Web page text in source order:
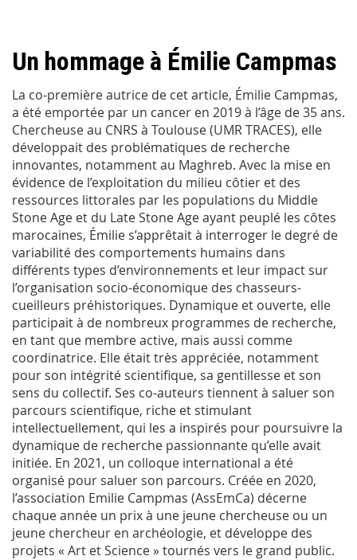
Un hommage à Émilie Campmas
La co-première autrice de cet article, Émilie Campmas,
a été emportée par un cancer en 2019 à l’âge de 35 ans.
Chercheuse au CNRS à Toulouse (UMR TRACES), elle
développait des problématiques de recherche
innovantes, notamment au Maghreb. Avec la mise en
évidence de l’exploitation du milieu côtier et des
ressources littorales par les populations du Middle
Stone Age et du Late Stone Age ayant peuplé les côtes
marocaines, Émilie s’apprêtait à interroger le degré de
variabilité des comportements humains dans
différents types d’environnements et leur impact sur
l’organisation socio-économique des chasseurs-
cueilleurs préhistoriques. Dynamique et ouverte, elle
participait à de nombreux programmes de recherche,
en tant que membre active, mais aussi comme
coordinatrice. Elle était très appréciée, notamment
pour son intégrité scientifique, sa gentillesse et son
sens du collectif. Ses co-auteurs tiennent à saluer son
parcours scientifique, riche et stimulant
intellectuellement, qui les a inspirés pour poursuivre la
dynamique de recherche passionnante qu’elle avait
initiée. En 2021, un colloque international a été
organisé pour saluer son parcours. Créée en 2020,
l’association Emilie Campmas (AssEmCa) décerne
chaque année un prix à une jeune chercheuse ou un
jeune chercheur en archéologie, et développe des
projets « Art et Science » tournés vers le grand public.